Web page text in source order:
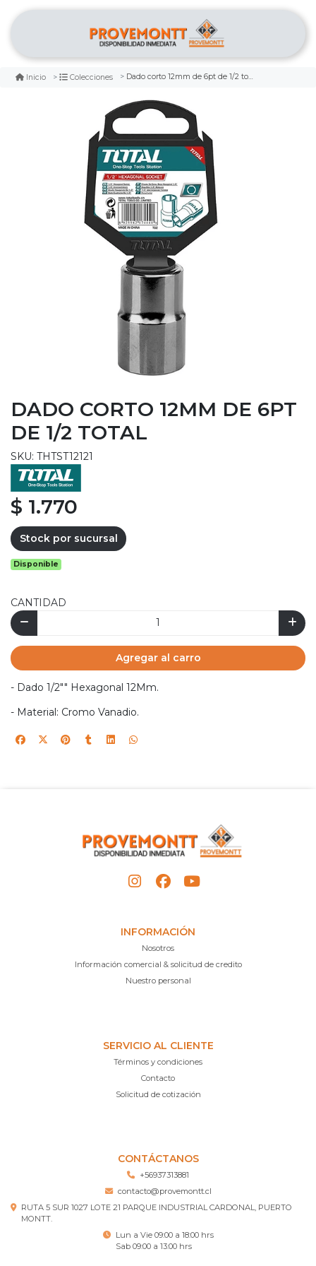
Inicio Colecciones Dado corto 12mm de 6pt de 1/2 total
DADO CORTO 12MM DE 6PT
DE 1/2 TOTAL
SKU: THTST12121
$ 1.770
Stock por sucursal
Disponible
CANTIDAD
Agregar al carro
- Dado 1/2"" Hexagonal 12Mm.
- Material: Cromo Vanadio.
INFORMACIÓN
Nosotros
Información comercial & solicitud de credito
Nuestro personal
SERVICIO AL CLIENTE
Términos y condiciones
Contacto
Solicitud de cotización
CONTÁCTANOS
+56937313881
contacto@provemontt.cl
RUTA 5 SUR 1027 LOTE 21 PARQUE INDUSTRIAL CARDONAL, PUERTO
MONTT.
Lun a Vie 09:00 a 18:00 hrs
Sab 09:00 a 13:00 hrs